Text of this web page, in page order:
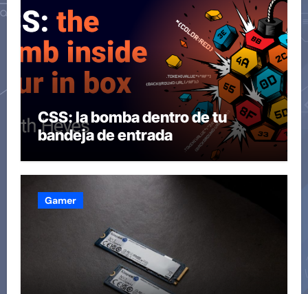
CSS: la bomba dentro de tu
bandeja de entrada
Gamer